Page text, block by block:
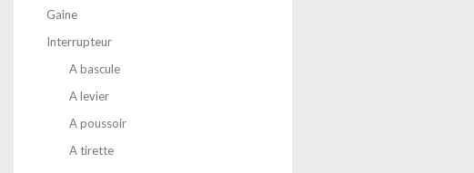
Gaine
Interrupteur
A bascule
A levier
A poussoir
A tirette